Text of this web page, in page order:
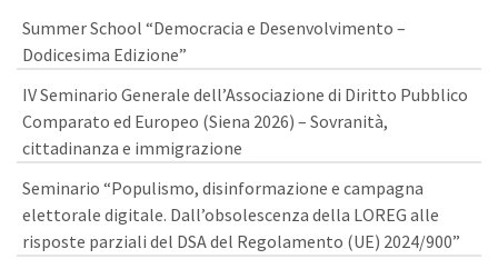
Summer School “Democracia e Desenvolvimento –
Dodicesima Edizione”
IV Seminario Generale dell’Associazione di Diritto Pubblico
Comparato ed Europeo (Siena 2026) – Sovranità,
cittadinanza e immigrazione
Seminario “Populismo, disinformazione e campagna
elettorale digitale. Dall’obsolescenza della LOREG alle
risposte parziali del DSA del Regolamento (UE) 2024/900”